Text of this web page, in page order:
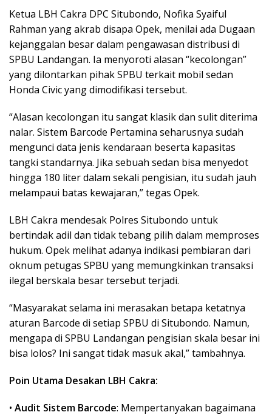
Ketua LBH Cakra DPC Situbondo, Nofika Syaiful
Rahman yang akrab disapa Opek, menilai ada Dugaan
kejanggalan besar dalam pengawasan distribusi di
SPBU Landangan. Ia menyoroti alasan “kecolongan”
yang dilontarkan pihak SPBU terkait mobil sedan
Honda Civic yang dimodifikasi tersebut.
“Alasan kecolongan itu sangat klasik dan sulit diterima
nalar. Sistem Barcode Pertamina seharusnya sudah
mengunci data jenis kendaraan beserta kapasitas
tangki standarnya. Jika sebuah sedan bisa menyedot
hingga 180 liter dalam sekali pengisian, itu sudah jauh
melampaui batas kewajaran,” tegas Opek.
LBH Cakra mendesak Polres Situbondo untuk
bertindak adil dan tidak tebang pilih dalam memproses
hukum. Opek melihat adanya indikasi pembiaran dari
oknum petugas SPBU yang memungkinkan transaksi
ilegal berskala besar tersebut terjadi.
“Masyarakat selama ini merasakan betapa ketatnya
aturan Barcode di setiap SPBU di Situbondo. Namun,
mengapa di SPBU Landangan pengisian skala besar ini
bisa lolos? Ini sangat tidak masuk akal,” tambahnya.
Poin Utama Desakan LBH Cakra:
• Audit Sistem Barcode: Mempertanyakan bagaimana